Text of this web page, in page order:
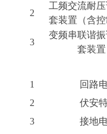
2
工频交流耐
套装置（含
3
变频串联谐
套装置
1
回路
2
伏安
3
接地